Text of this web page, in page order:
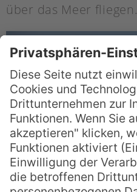
über das Meer fliegen.